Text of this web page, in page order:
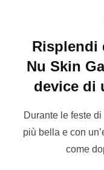
Risplendi
Nu Skin
device di
Durante le feste
più bella e con
come